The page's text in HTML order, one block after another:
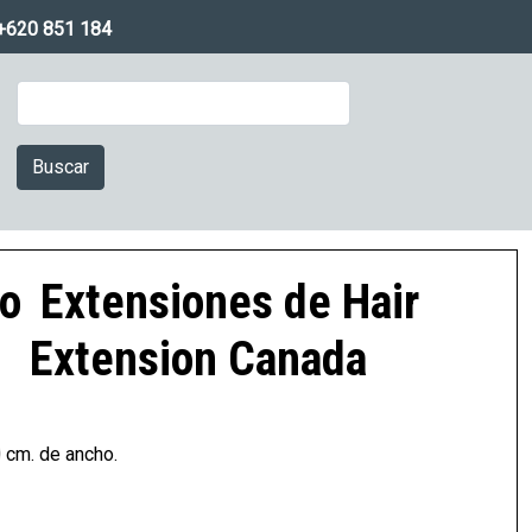
851 184
Buscar
Extensiones de Hair
Extension Canada
de ancho.